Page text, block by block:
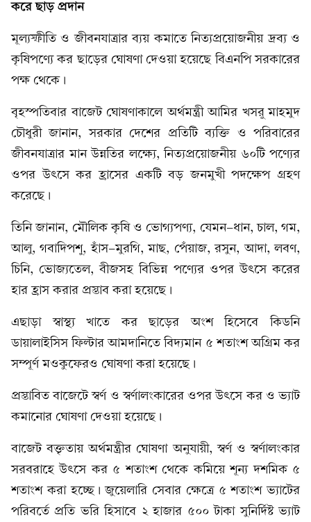
করে ছাড় প্রদান
মূল্যস্ফীতি ও জীবনযাত্রার ব্যয় কমাতে নিত্যপ্রয়োজনীয় দ্রব্য ও
কৃষিপণ্যে কর ছাড়ের ঘোষণা দেওয়া হয়েছে বিএনপি সরকারের
পক্ষ থেকে।
বৃহস্পতিবার বাজেট ঘোষণাকালে অর্থমন্ত্রী আমির খসরু মাহমুদ
চৌধুরী জানান, সরকার দেশের প্রতিটি ব্যক্তি ও পরিবারের
জীবনযাত্রার মান উন্নতির লক্ষ্যে, নিত্যপ্রয়োজনীয় ৬০টি পণ্যের
ওপর উৎসে কর হ্রাসের একটি বড় জনমুখী পদক্ষেপ গ্রহণ
করেছে।
তিনি জানান, মৌলিক কৃষি ও ভোগ্যপণ্য, যেমন-ধান, চাল, গম,
আলু, গবাদিপশু, হাঁস-মুরগি, মাছ, পেঁয়াজ, রসুন, আদা, লবণ,
চিনি, ভোজ্যতেল, বীজসহ বিভিন্ন পণ্যের ওপর উৎসে করের
হার হ্রাস করার প্রস্তাব করা হয়েছে।
এছাড়া স্বাস্থ্য খাতে কর ছাড়ের অংশ হিসেবে কিডনি
ডায়ালাইসিস ফিল্টার আমদানিতে বিদ্যমান ৫ শতাংশ অগ্রিম কর
সম্পূর্ণ মওকুফেরও ঘোষণা করা হয়েছে।
প্রস্তাবিত বাজেটে স্বর্ণ ও স্বর্ণালংকারের ওপর উৎসে কর ও ভ্যাট
কমানোর ঘোষণা দেওয়া হয়েছে।
বাজেট বক্তৃতায় অর্থমন্ত্রীর ঘোষণা অনুযায়ী, স্বর্ণ ও স্বর্ণালংকার
সরবরাহে উৎসে কর ৫ শতাংশ থেকে কমিয়ে শূন্য দশমিক ৫
শতাংশ করা হচ্ছে। জুয়েলারি সেবার ক্ষেত্রে ৫ শতাংশ ভ্যাটের
পরিবর্তে প্রতি ভরি হিসাবে ২ হাজার ৫০০ টাকা সুনির্দিষ্ট ভ্যাট